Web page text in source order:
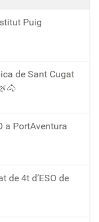
Puig
de Sant Cugat
a PortAventura
de 4t d’ESO de